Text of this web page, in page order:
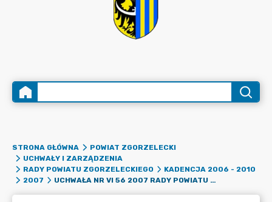
STRONA GŁÓWNA
POWIAT ZGORZELECKI
UCHWAŁY I ZARZĄDZENIA
RADY POWIATU ZGORZELECKIEGO
KADENCJA 2006 - 2010
2007
UCHWAŁA NR VI 56 2007 RADY POWIATU ZGORZELECKIEGO Z DNIA 1 MARCA 2007 R. W SPRAWIE PRZYJĘCIA POWIATOWEGO PROGRAMU DZIAŁAŃ NA RZECZ OSÓB NIEPEŁNOSPRAWNYCH W LATACH 2007-2014